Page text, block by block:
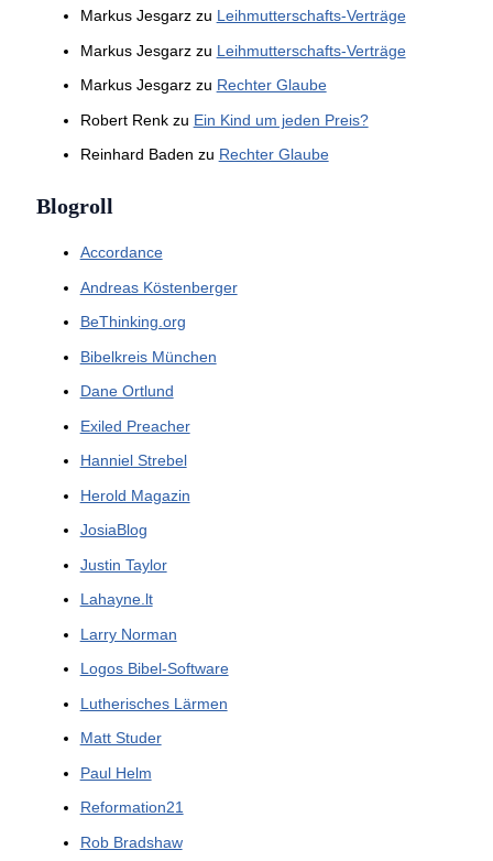
Markus Jesgarzzu Leihmutterschafts-Verträge
Markus Jesgarzzu Leihmutterschafts-Verträge
Markus Jesgarzzu Rechter Glaube
Robert Renkzu Ein Kind um jeden Preis?
Reinhard Baden zu Rechter Glaube
Blogroll
Accordance
Andreas Köstenberger
BeThinking.org
Bibelkreis München
Dane Ortlund
Exiled Preacher
Hanniel Strebel
Herold Magazin
JosiaBlog
Justin Taylor
Lahayne.lt
Larry Norman
Logos Bibel-Software
Lutherisches Lärmen
Matt Studer
Paul Helm
Reformation21
Rob Bradshaw